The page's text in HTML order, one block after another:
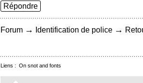
Répondre
Forum → Identification de police →
Liens : On snot and fonts